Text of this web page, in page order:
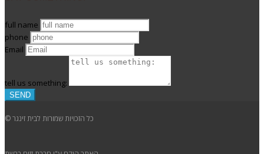
full name
phone
Email
tell us something:
SEND
© כל הזכויות שמורות לבית זינגר